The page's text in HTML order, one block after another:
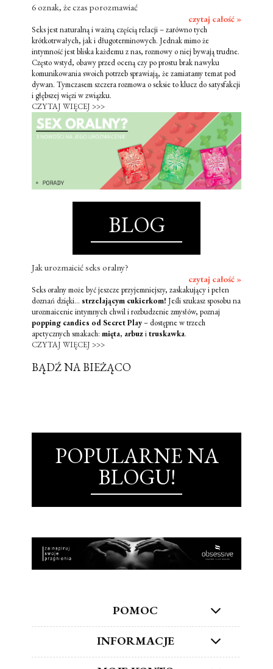
6 oznak, że czas porozmawiać
czytaj całość »
Seks jest naturalną i ważną częścią relacji – zarówno tych
krótkotrwałych, jak i długoterminowych. Jednak mimo że
intymność jest bliska każdemu z nas, rozmowy o niej bywają trudne.
Często wstyd, obawy przed oceną czy po prostu brak nawyku
komunikowania swoich potrzeb sprawiają, że zamiatamy temat pod
dywan. Tymczasem szczera rozmowa o seksie to klucz do satysfakcji
i głębszej więzi w związku.
CZYTAJ WIĘCEJ >>>
BLOG
Jak urozmaicić seks oralny?
czytaj całość »
Seks oralny może być jeszcze przyjemniejszy, zaskakujący i pełen
doznań dzięki... strzelającym cukierkom! Jeśli szukasz sposobu na
urozmaicenie intymnych chwil i rozbudzenie zmysłów, poznaj
popping candies od Secret Play– dostępne w trzech
apetycznych smakach: mięta, arbuzitruskawka.
CZYTAJ WIĘCEJ >>>
BĄDŹ NA BIEŻĄCO
POPULARNE NA
BLOGU!
POMOC
INFORMACJE